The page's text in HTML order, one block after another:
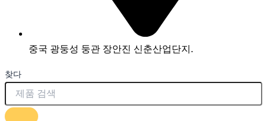
중국 광둥성 둥관 장안진 신춘산업단지.
찾다